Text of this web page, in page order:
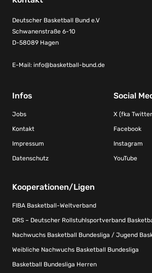
Deutscher Basketball Bund e.V
Schwanenstraße 6-10
D-58089 Hagen
E-Mail: info@basketball-bund.de
Infos
Jobs
Kontakt
Impressum
Datenschutz
Social
X (fka
Facebook
Instagram
YouTube
Kooperationen/Ligen
FIBA Basketball-Weltverband
DRS – Deutscher Rollstuhlsportverband
Nachwuchs Basketball Bundesliga / Jugend
Weibliche Nachwuchs Basketball Bundesliga
Basketball Bundesliga Herren